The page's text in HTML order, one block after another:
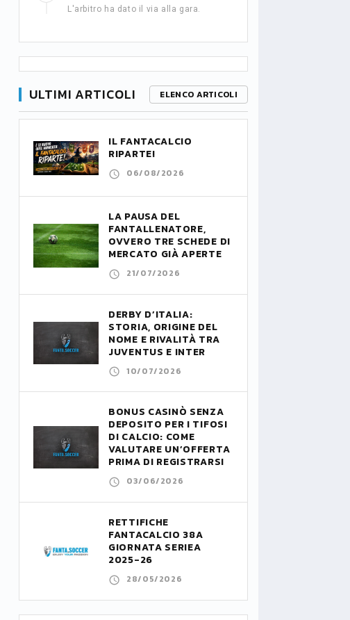
L'arbitro ha dato il via alla gara.
ULTIMI ARTICOLI ELENCO ARTICOLI
IL FANTACALCIO
RIPARTE!
06/08/2026
LA PAUSA DEL
FANTALLENATORE,
OVVERO TRE SCHEDE DI
MERCATO GIÀ APERTE
21/07/2026
DERBY D’ITALIA:
STORIA, ORIGINE DEL
NOME E RIVALITÀ TRA
JUVENTUS E INTER
10/07/2026
BONUS CASINÒ SENZA
DEPOSITO PER I TIFOSI
DI CALCIO: COME
VALUTARE UN’OFFERTA
PRIMA DI REGISTRARSI
03/06/2026
RETTIFICHE
FANTACALCIO 38A
GIORNATA SERIEA
2025-26
28/05/2026